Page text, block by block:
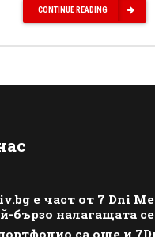
CONTINUE READING
e част от 7 Dni
бързо налагащата